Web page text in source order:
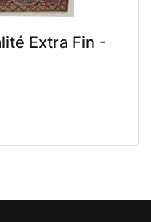
Extra Fin -